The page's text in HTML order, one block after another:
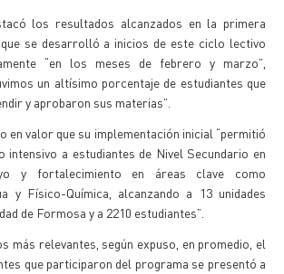
los resultados alcanzados en la primera
se desarrolló a inicios de este ciclo lectivo
“en los meses de febrero y marzo”,
un altísimo porcentaje de estudiantes que
y aprobaron sus materias”.
en valor que su implementación inicial “permitió
intensivo a estudiantes de Nivel Secundario en
y fortalecimiento en áreas clave como
y Físico-Química, alcanzando a 13 unidades
de Formosa y a 2210 estudiantes”.
más relevantes, según expuso, en promedio, el
que participaron del programa se presentó a